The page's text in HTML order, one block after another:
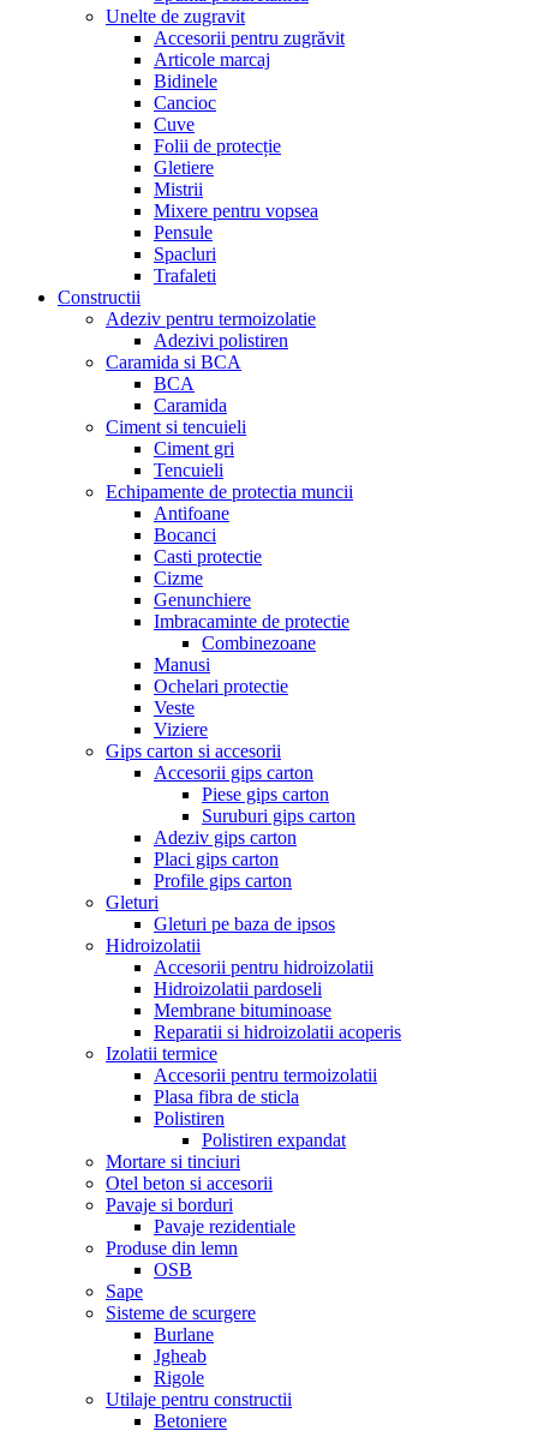
Unelte de zugravit
Accesorii pentru zugrăvit
Articole marcaj
Bidinele
Cancioc
Cuve
Folii de protecție
Gletiere
Mistrii
Mixere pentru vopsea
Pensule
Spacluri
Trafaleti
Constructii
Adeziv pentru termoizolatie
Adezivi polistiren
Caramida si BCA
BCA
Caramida
Ciment si tencuieli
Ciment gri
Tencuieli
Echipamente de protectia muncii
Antifoane
Bocanci
Casti protectie
Cizme
Genunchiere
Imbracaminte de protectie
Combinezoane
Manusi
Ochelari protectie
Veste
Viziere
Gips carton si accesorii
Accesorii gips carton
Piese gips carton
Suruburi gips carton
Adeziv gips carton
Placi gips carton
Profile gips carton
Gleturi
Gleturi pe baza de ipsos
Hidroizolatii
Accesorii pentru hidroizolatii
Hidroizolatii pardoseli
Membrane bituminoase
Reparatii si hidroizolatii acoperis
Izolatii termice
Accesorii pentru termoizolatii
Plasa fibra de sticla
Polistiren
Polistiren expandat
Mortare si tinciuri
Otel beton si accesorii
Pavaje si borduri
Pavaje rezidentiale
Produse din lemn
OSB
Sape
Sisteme de scurgere
Burlane
Jgheab
Rigole
Utilaje pentru constructii
Betoniere